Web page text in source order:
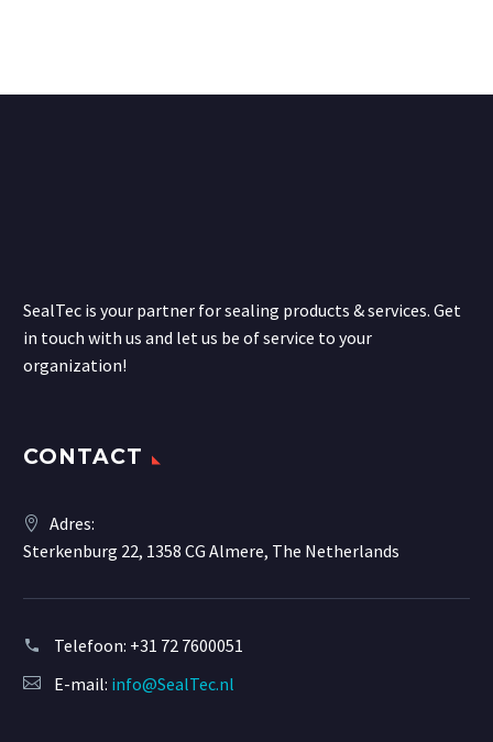
SealTec is your partner for sealing products & services. Get
in touch with us and let us be of service to your
organization!
CONTACT
Adres:
Sterkenburg 22, 1358 CG Almere, The Netherlands
Telefoon: +31 72 7600051
E-mail: info@SealTec.nl